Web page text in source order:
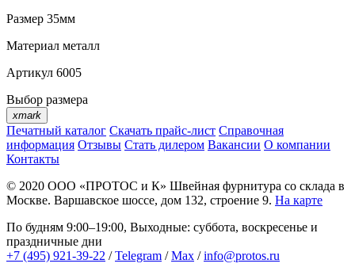
Размер 35мм
Материал металл
Артикул 6005
Выбор размера
xmark
Печатный каталог Скачать прайс-лист Справочная
информация Отзывы Стать дилером Вакансии О компании
Контакты
© 2020 ООО «ПРОТОС и К» Швейная фурнитура со склада в
Москве. Варшавское шоссе, дом 132, строение 9. На карте
По будням 9:00–19:00, Выходные: суббота, воскресенье и
праздничные дни
+7 (495) 921-39-22 /Telegram /Max /info@protos.ru